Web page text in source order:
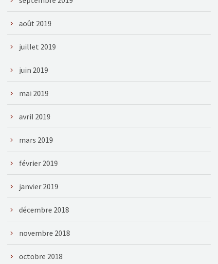
août 2019
juillet 2019
juin 2019
mai 2019
avril 2019
mars 2019
février 2019
janvier 2019
décembre 2018
novembre 2018
octobre 2018